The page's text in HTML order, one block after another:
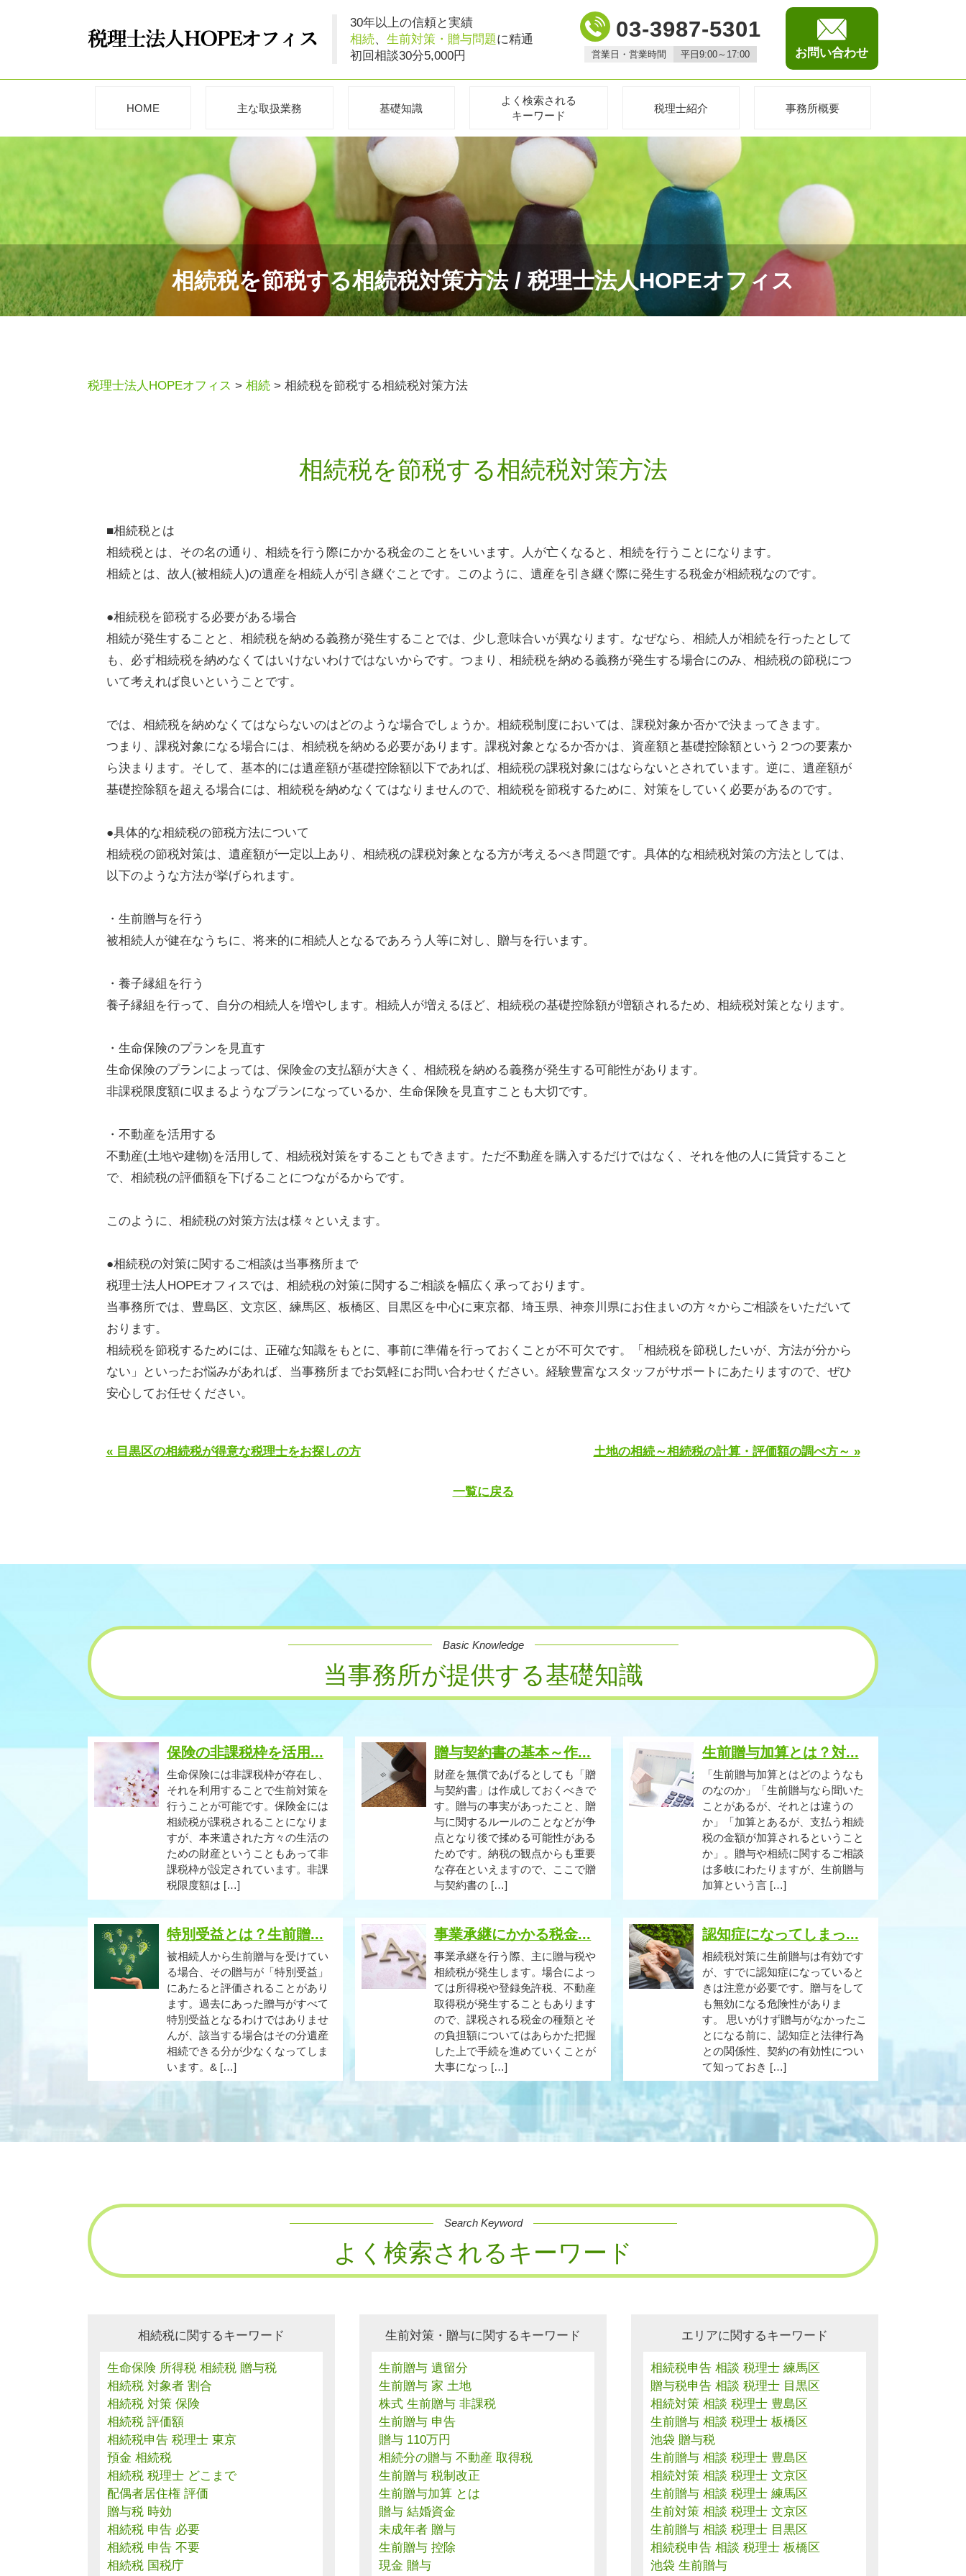
相続税を節税する相続税対策方法 / 税理士法人HOPEオフィス
30年以上の信頼と実績
相続、 生前対策・贈与問題に精通
初回相談30分5,000円
03-3987-5301
営業日・営業時間 平日9:00～17:00 お問い合わせ
HOME 主な取扱業務 基礎知識
よく検索される
キーワード
税理士紹介 事務所概要
税理士法人HOPEオフィス > 相続 > 相続税を節税する相続税対策方法
相続税を節税する相続税対策方法
■相続税とは
相続税とは、その名の通り、相続を行う際にかかる税金のことをいいます。人が亡くなると、相続を行うことになります。
相続とは、故人(被相続人)の遺産を相続人が引き継ぐことです。このように、遺産を引き継ぐ際に発生する税金が相続税なのです。
●相続税を節税する必要がある場合
相続が発生することと、相続税を納める義務が発生することでは、少し意味合いが異なります。なぜなら、相続人が相続を行ったとして
も、必ず相続税を納めなくてはいけないわけではないからです。つまり、相続税を納める義務が発生する場合にのみ、相続税の節税につ
いて考えれば良いということです。
では、相続税を納めなくてはならないのはどのような場合でしょうか。相続税制度においては、課税対象か否かで決まってきます。
つまり、課税対象になる場合には、相続税を納める必要があります。課税対象となるか否かは、資産額と基礎控除額という２つの要素か
ら決まります。そして、基本的には遺産額が基礎控除額以下であれば、相続税の課税対象にはならないとされています。逆に、遺産額が
基礎控除額を超える場合には、相続税を納めなくてはなりませんので、相続税を節税するために、対策をしていく必要があるのです。
●具体的な相続税の節税方法について
相続税の節税対策は、遺産額が一定以上あり、相続税の課税対象となる方が考えるべき問題です。具体的な相続税対策の方法としては、
以下のような方法が挙げられます。
・生前贈与を行う
被相続人が健在なうちに、将来的に相続人となるであろう人等に対し、贈与を行います。
・養子縁組を行う
養子縁組を行って、自分の相続人を増やします。相続人が増えるほど、相続税の基礎控除額が増額されるため、相続税対策となります。
・生命保険のプランを見直す
生命保険のプランによっては、保険金の支払額が大きく、相続税を納める義務が発生する可能性があります。
非課税限度額に収まるようなプランになっているか、生命保険を見直すことも大切です。
・不動産を活用する
不動産(土地や建物)を活用して、相続税対策をすることもできます。ただ不動産を購入するだけではなく、それを他の人に賃貸すること
で、相続税の評価額を下げることにつながるからです。
このように、相続税の対策方法は様々といえます。
●相続税の対策に関するご相談は当事務所まで
税理士法人HOPEオフィスでは、相続税の対策に関するご相談を幅広く承っております。
当事務所では、豊島区、文京区、練馬区、板橋区、目黒区を中心に東京都、埼玉県、神奈川県にお住まいの方々からご相談をいただいて
おります。
相続税を節税するためには、正確な知識をもとに、事前に準備を行っておくことが不可欠です。「相続税を節税したいが、方法が分から
ない」といったお悩みがあれば、当事務所までお気軽にお問い合わせください。経験豊富なスタッフがサポートにあたりますので、ぜひ
安心してお任せください。
« 目黒区の相続税が得意な税理士をお探しの方 土地の相続～相続税の計算・評価額の調べ方～ »
一覧に戻る
Basic Knowledge
当事務所が提供する基礎知識
保険の非課税枠を活用...
生命保険には非課税枠が存在し、
それを利用することで生前対策を
行うことが可能です。保険金には
相続税が課税されることになりま
すが、本来遺された方々の生活の
ための財産ということもあって非
課税枠が設定されています。非課
税限度額は […]
贈与契約書の基本～作...
財産を無償であげるとしても「贈
与契約書」は作成しておくべきで
す。贈与の事実があったこと、贈
与に関するルールのことなどが争
点となり後で揉める可能性がある
ためです。納税の観点からも重要
な存在といえますので、ここで贈
与契約書の […]
生前贈与加算とは？対...
「生前贈与加算とはどのようなも
のなのか」「生前贈与なら聞いた
ことがあるが、それとは違うの
か」「加算とあるが、支払う相続
税の金額が加算されるということ
か」。贈与や相続に関するご相談
は多岐にわたりますが、生前贈与
加算という言 […]
特別受益とは？生前贈...
被相続人から生前贈与を受けてい
る場合、その贈与が「特別受益」
にあたると評価されることがあり
ます。過去にあった贈与がすべて
特別受益となるわけではありませ
んが、該当する場合はその分遺産
相続できる分が少なくなってしま
います。& […]
事業承継にかかる税金...
事業承継を行う際、主に贈与税や
相続税が発生します。場合によっ
ては所得税や登録免許税、不動産
取得税が発生することもあります
ので、課税される税金の種類とそ
の負担額についてはあらかた把握
した上で手続を進めていくことが
大事になっ […]
認知症になってしまっ...
相続税対策に生前贈与は有効です
が、すでに認知症になっていると
きは注意が必要です。贈与をして
も無効になる危険性がありま
す。 思いがけず贈与がなかったこ
とになる前に、認知症と法律行為
との関係性、契約の有効性につい
て知っておき […]
Search Keyword
よく検索されるキーワード
相続税に関するキーワード
生命保険 所得税 相続税 贈与税
相続税 対象者 割合
相続税 対策 保険
相続税 評価額
相続税申告 税理士 東京
預金 相続税
相続税 税理士 どこまで
配偶者居住権 評価
贈与税 時効
相続税 申告 必要
相続税 申告 不要
相続税 国税庁
生前対策・贈与に関するキーワード
生前贈与 遺留分
生前贈与 家 土地
株式 生前贈与 非課税
生前贈与 申告
贈与 110万円
相続分の贈与 不動産 取得税
生前贈与 税制改正
生前贈与加算 とは
贈与 結婚資金
未成年者 贈与
生前贈与 控除
現金 贈与
エリアに関するキーワード
相続税申告 相談 税理士 練馬区
贈与税申告 相談 税理士 目黒区
相続対策 相談 税理士 豊島区
生前贈与 相談 税理士 板橋区
池袋 贈与税
生前贈与 相談 税理士 豊島区
相続対策 相談 税理士 文京区
生前贈与 相談 税理士 練馬区
生前対策 相談 税理士 文京区
生前贈与 相談 税理士 目黒区
相続税申告 相談 税理士 板橋区
池袋 生前贈与